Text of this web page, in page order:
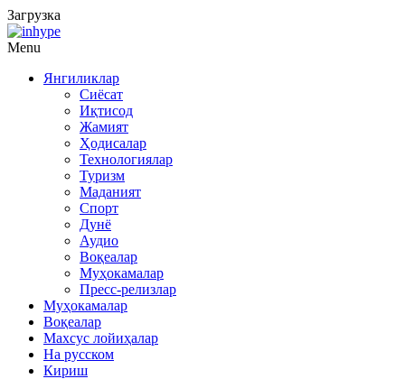
Загрузка
Menu
Янгиликлар
Сиёсат
Иқтисод
Жамият
Ҳодисалар
Технологиялар
Туризм
Маданият
Спорт
Дунё
Аудио
Воқеалар
Муҳокамалар
Пресс-релизлар
Муҳокамалар
Воқеалар
Махсус лойиҳалар
На русском
Кириш